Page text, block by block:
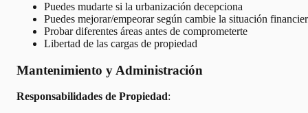
Puedes mudarte si la urbanización decepciona
Puedes mejorar/empeorar según cambie la situación
Probar diferentes áreas antes de comprometerte
Libertad de las cargas de propiedad
Mantenimiento y Administración
Responsabilidades de Propiedad: